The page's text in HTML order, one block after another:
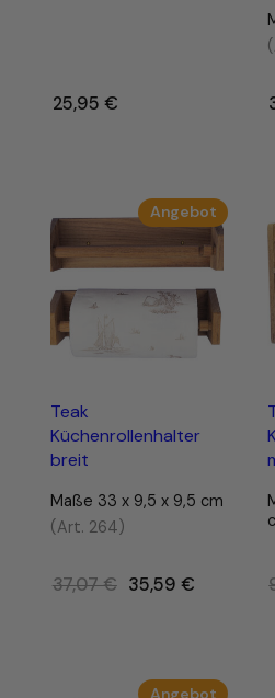
25,95 €
AngebotProdukt
im
Angebot
Teak
Küchenrollenhalter
breit
Maße 33 x 9,5 x 9,5 cm
(Art. 264)
37,07€ Ursprünglicher
35,59 €
AngebotProdukt